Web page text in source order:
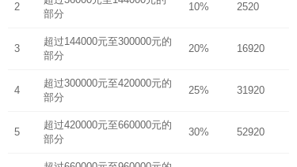
2
部分
10% 2520
3
超过144000元至300000元的
部分
20% 16920
4
超过300000元至420000元的
部分
25% 31920
5
超过420000元至660000元的
部分
30% 52920